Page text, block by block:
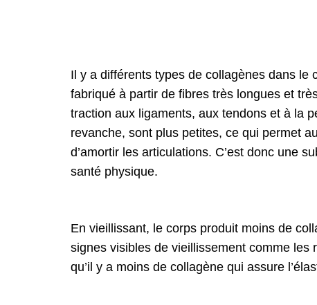
Il y a différents types de collagènes dans
fabriqué à partir de fibres très longues et
traction aux ligaments, aux tendons et à la
revanche, sont plus petites, ce qui permet
d’amortir les articulations. C’est donc une
santé physique.
En vieillissant, le corps produit moins de
signes visibles de vieillissement comme les
qu’il y a moins de collagène qui assure